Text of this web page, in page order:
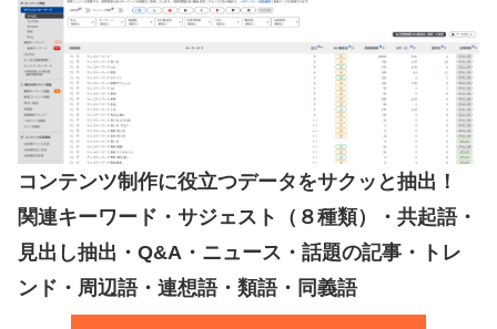
コンテンツ制作に役立つデータをサクッと抽出！
関連キーワード・サジェスト（８種類）・共起語・
見出し抽出・Q&A・ニュース・話題の記事・トレ
ンド・周辺語・連想語・類語・同義語